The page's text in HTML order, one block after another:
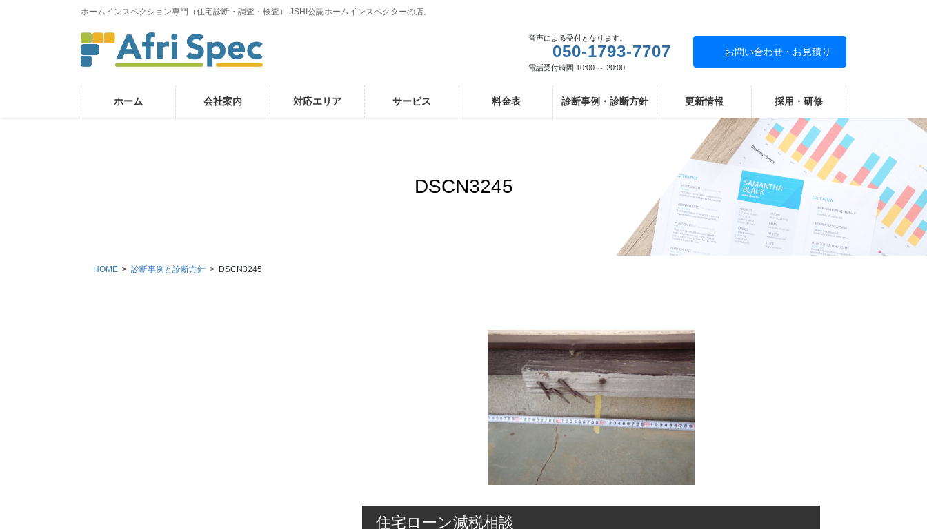
ホームインスペクション専門（住宅診断・調査・検査） JSHI公認ホームインスペクターの店。
音声による受付となります。
050-1793-7707
電話受付時間 10:00 ～ 20:00
お問い合わせ・お見積り
ホーム 会社案内 対応エリア サービス 料金表 診断事例・診断方針 更新情報 採用・研修
DSCN3245
HOME 診断事例と診断方針 DSCN3245
住宅ローン減税相談